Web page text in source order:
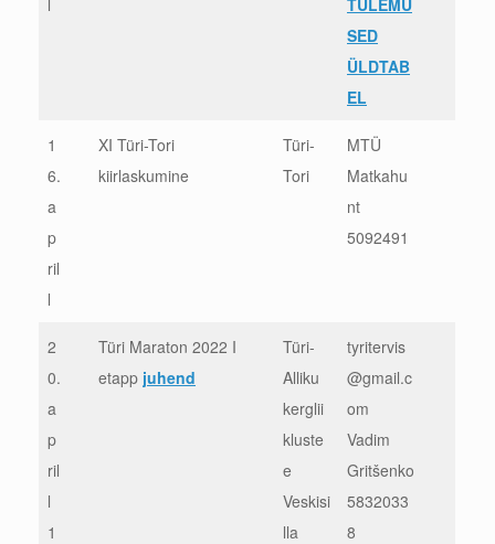
TULEMU
SED
ÜLDTAB
EL
1
6.
a
p
ril
l
XI Türi-Tori
kiirlaskumine
Türi-
Tori
MTÜ
Matkahu
nt
5092491
2
0.
a
p
ril
l
1
Türi Maraton 2022 I
etapp juhend
Türi-
Alliku
kerglii
kluste
e
Veskisi
lla
tyritervis
@gmail.c
om
Vadim
Gritšenko
5832033
8